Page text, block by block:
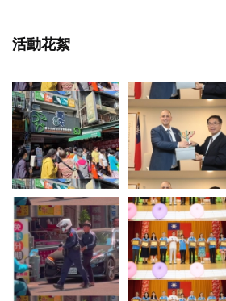
活動花絮